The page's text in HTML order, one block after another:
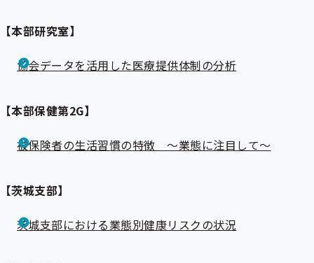
【本部研究室】
協会データを活用した医療提供体制の分析
【本部保健第2G】
被保険者の生活習慣の特徴 ～業態に注目して～
【茨城支部】
茨城支部における業態別健康リスクの状況